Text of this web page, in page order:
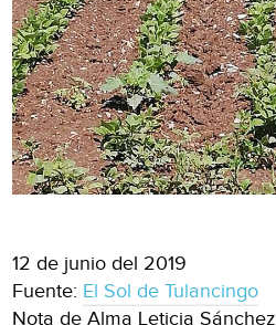
12 de junio del 2019
Fuente: El Sol de Tulancingo
Nota de Alma Leticia Sánchez